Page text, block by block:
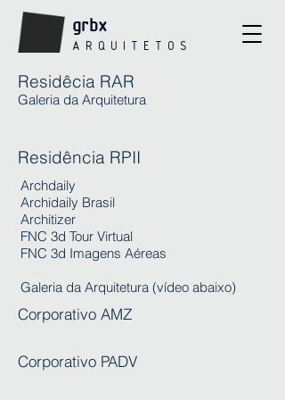
grbx
A R Q U I T E T O S
Residêcia RAR
Galeria da Arquitetura
Residência RPII
Archdaily
Archidaily Brasil
Architizer
FNC 3d Tour Virtual
FNC 3d Imagens Aéreas
Galeria da Arquitetura (vídeo abaixo)
Corporativo AMZ
Corporativo PADV